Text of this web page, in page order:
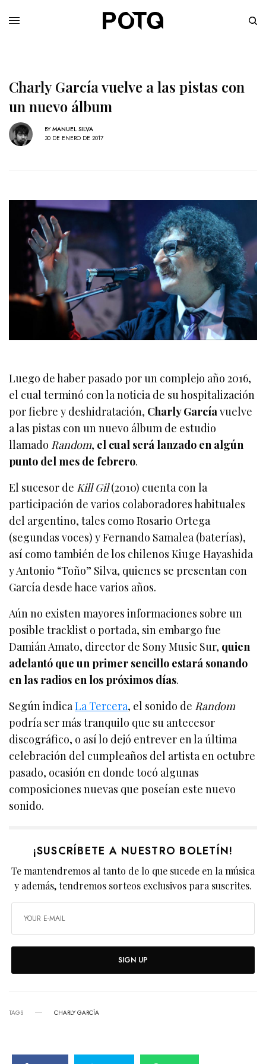
Charly García vuelve a las pistas con
un nuevo álbum
BY MANUEL SILVA
30 DE ENERO DE 2017
Luego de haber pasado por un complejo año 2016,
el cual terminó con la noticia de su hospitalización
por fiebre y deshidratación, Charly García vuelve
a las pistas con un nuevo álbum de estudio
llamado Random, el cual será lanzado en algún
punto del mes de febrero.
El sucesor de Kill Gil(2010) cuenta con la
participación de varios colaboradores habituales
del argentino, tales como Rosario Ortega
(segundas voces) y Fernando Samalea (baterías),
así como también de los chilenos Kiuge Hayashida
y Antonio “Toño” Silva, quienes se presentan con
García desde hace varios años.
Aún no existen mayores informaciones sobre un
posible tracklist o portada, sin embargo fue
Damián Amato, director de Sony Music Sur, quien
adelantó que un primer sencillo estará sonando
en las radios en los próximos días.
Según indicaLa Tercera, el sonido de Random
podría ser más tranquilo que su antecesor
discográfico, o así lo dejó entrever en la última
celebración del cumpleaños del artista en octubre
pasado, ocasión en donde tocó algunas
composiciones nuevas que poseían este nuevo
sonido.
¡SUSCRÍBETE A NUESTRO BOLETÍN!
Te mantendremos al tanto de lo que sucede en la música
y además, tendremos sorteos exclusivos para suscrites.
SIGN UP
TAGS CHARLY GARCÍA